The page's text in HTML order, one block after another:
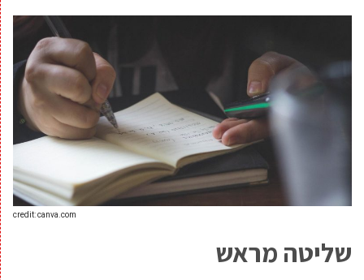
credit: canva.com
שליטה מראש